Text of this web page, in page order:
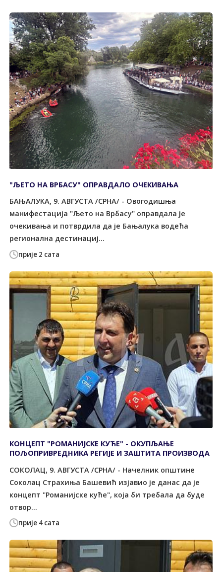
прије 2 сата
"ЉЕТО НА ВРБАСУ" ОПРАВДАЛО ОЧЕКИВАЊА
БАЊАЛУКА, 9. АВГУСТА /СРНА/ - Овогодишња
манифестација "Љето на Врбасу" оправдала је
очекивања и потврдила да је Бањалука водећа
регионална дестинациј...
прије 4 сата
КОНЦЕПТ "РОМАНИЈСКЕ КУЋЕ" - ОКУПЉАЊЕ
ПОЉОПРИВРЕДНИКА РЕГИЈЕ И ЗАШТИТА ПРОИЗВОДА
СОКОЛАЦ, 9. АВГУСТА /СРНА/ - Начелник општине
Соколац Страхиња Башевић изјавио је данас да је
концепт "Романијске куће", која би требала да буде
отвор...